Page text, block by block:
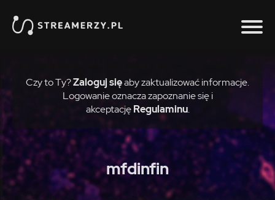
Czy to Ty?Zaloguj sięaby zaktualizować informacje.
Logowanie oznacza zapoznanie się i
akceptację Regulaminu.
mfdinfin